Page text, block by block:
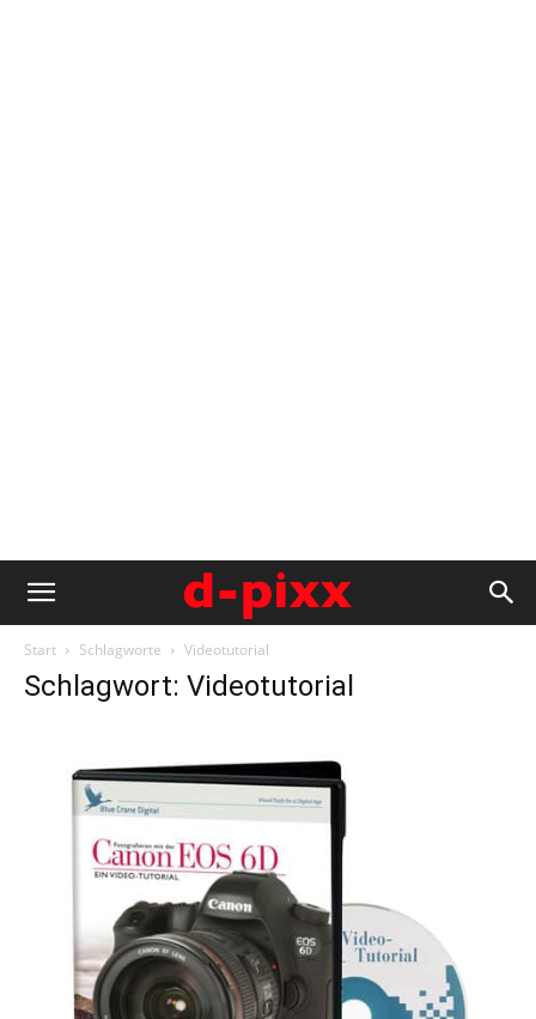
Start Schlagworte Videotutorial
Schlagwort: Videotutorial